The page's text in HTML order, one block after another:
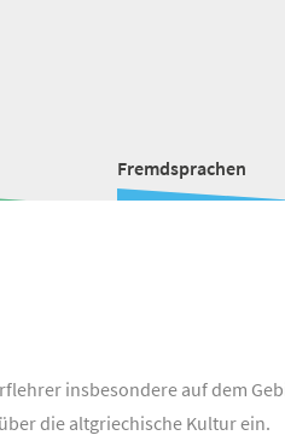
Fremdsprachen
insbesondere auf dem
die altgriechische Kultur ein.